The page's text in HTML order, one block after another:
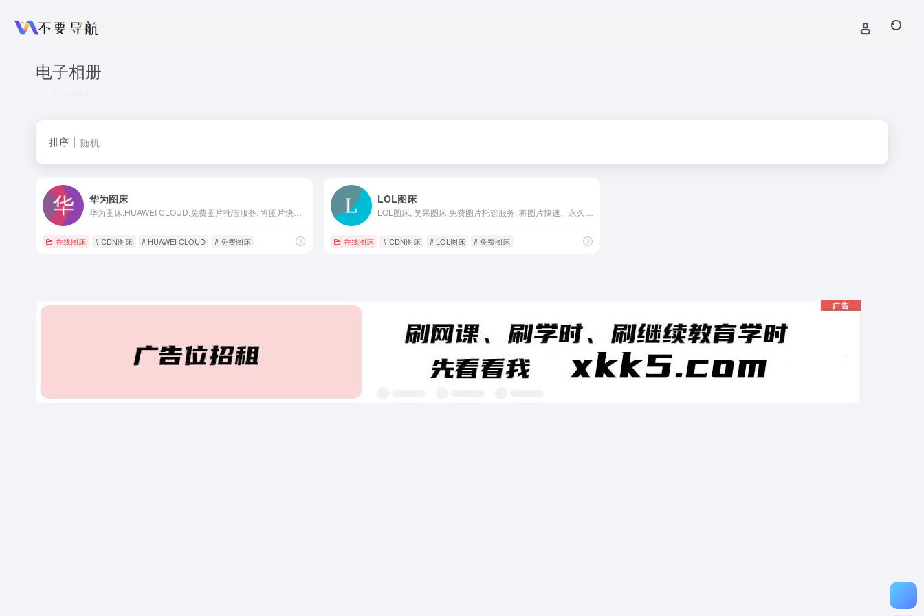
电子相册
排序 随机
华为图床
在线图床 # CDN图床 # HUAWEI CLOUD # 免费图床
LOL图床
在线图床 # CDN图床 # LOL图床 # 免费图床